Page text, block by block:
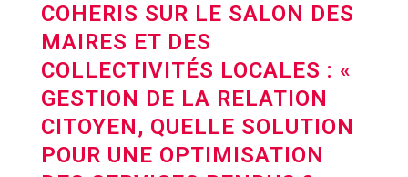
COHERIS SUR LE SALON DES
MAIRES ET DES
COLLECTIVITÉS LOCALES : «
GESTION DE LA RELATION
CITOYEN, QUELLE SOLUTION
POUR UNE OPTIMISATION